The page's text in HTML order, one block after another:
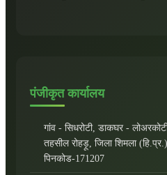
पंजीकृत कार्यालय
गांव - सिधरोटी, डाकघर -
तहसील रोहड़ू, जिला शिमला (हि.प्र.)
पिनकोड-171207